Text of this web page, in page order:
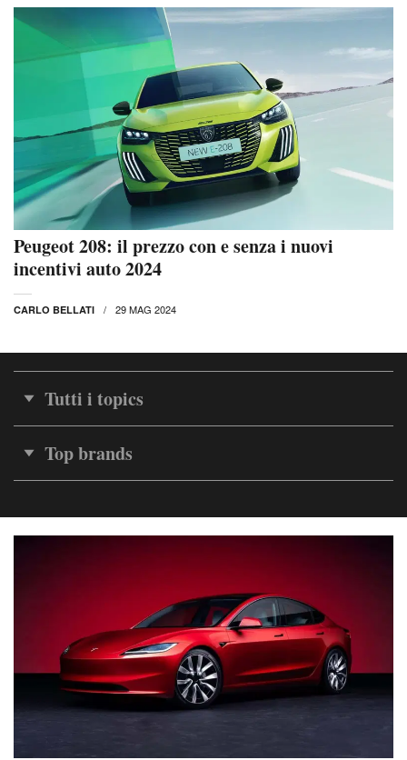
Peugeot 208: il prezzo con e senza i nuovi
incentivi auto 2024
CARLO BELLATI 29 MAG 2024
Tutti i topics
Top brands